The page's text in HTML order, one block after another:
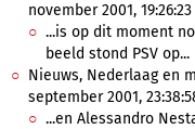
november 2001, 19:26:23
...is op dit moment
beeld stond PSV op...
Nieuws, Nederlaag en
september 2001,
...en Alessandro